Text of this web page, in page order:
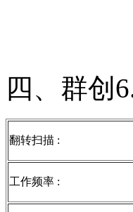
四、群创
翻转扫描 :
工作频率 :